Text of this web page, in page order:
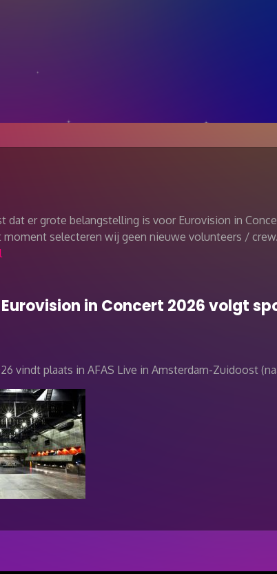
dat er grote belangstelling is voor Eurovision in
selecteren wij geen nieuwe volunteers /
in Concert 2026 volgt
vindt plaats in AFAS Live in Amsterdam-Zuidoost